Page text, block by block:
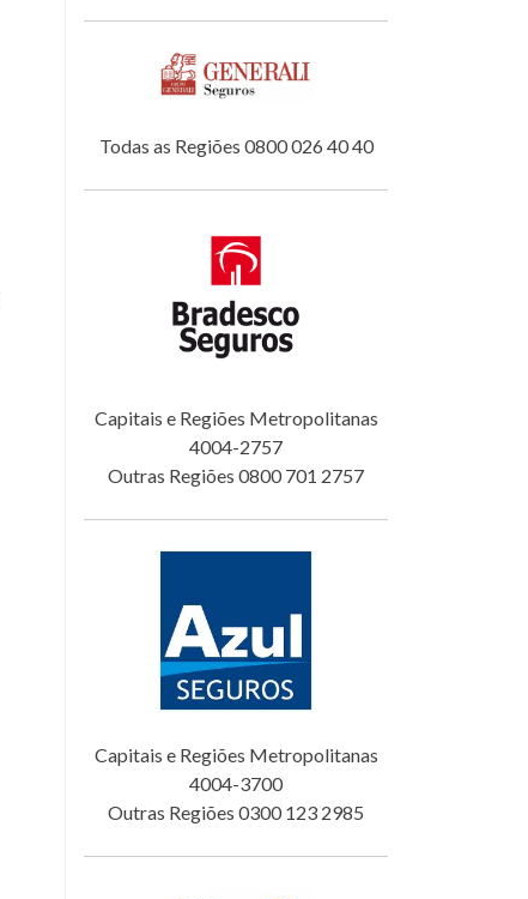
Todas as Regiões 0800 026 40 40
Capitais e Regiões Metropolitanas
4004-2757
Outras Regiões 0800 701 2757
Capitais e Regiões Metropolitanas
4004-3700
Outras Regiões 0300 123 2985